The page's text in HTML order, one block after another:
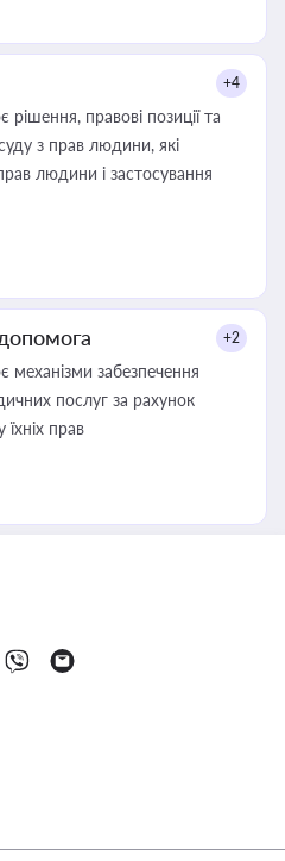
+4
правові позиції та
з прав людини, які
людини і застосування
+2
механізми забезпечення
послуг за рахунок
їхніх прав